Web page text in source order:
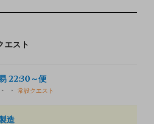
エスト
22:30～便
常設クエスト
造